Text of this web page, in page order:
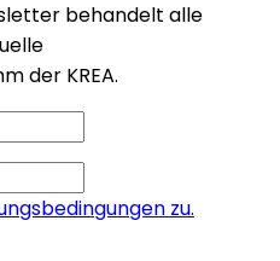
behandelt alle
der KREA.
zu.